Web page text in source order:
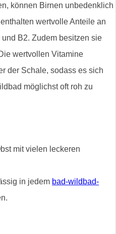
können Birnen unbedenklich
wertvolle Anteile an
B2. Zudem besitzen sie
wertvollen Vitamine
der Schale, sodass es sich
möglichst oft roh zu
mit vielen leckeren
in jedem bad-wildbad-